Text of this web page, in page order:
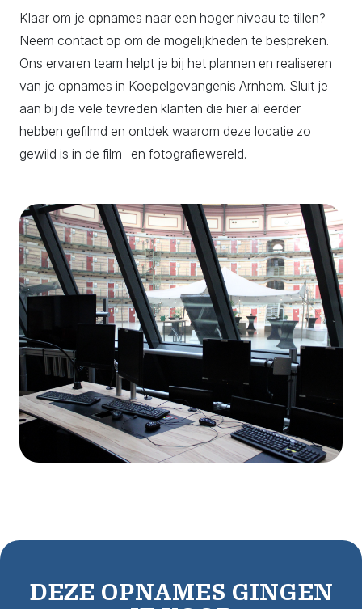
Klaar om je opnames naar een hoger niveau te tillen?
Neem contact op om de mogelijkheden te bespreken.
Ons ervaren team helpt je bij het plannen en realiseren
van je opnames in Koepelgevangenis Arnhem. Sluit je
aan bij de vele tevreden klanten die hier al eerder
hebben gefilmd en ontdek waarom deze locatie zo
gewild is in de film- en fotografiewereld.
DEZE OPNAMES GINGEN